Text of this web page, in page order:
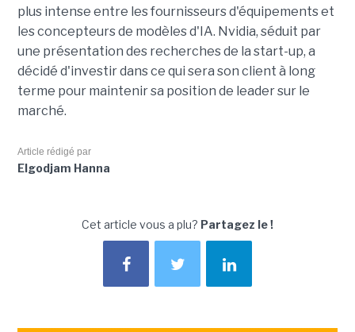
plus intense entre les fournisseurs d'équipements et
les concepteurs de modèles d'IA. Nvidia, séduit par
une présentation des recherches de la start-up, a
décidé d'investir dans ce qui sera son client à long
terme pour maintenir sa position de leader sur le
marché.
Article rédigé par
Elgodjam Hanna
Cet article vous a plu? Partagez le !